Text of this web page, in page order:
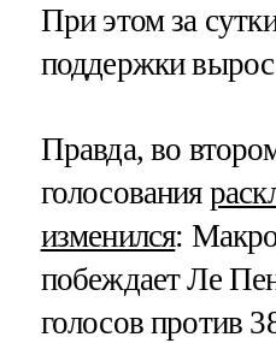
При этом за
поддержки
Правда, во
голосования
изменился:
побеждает Ле
голосов против